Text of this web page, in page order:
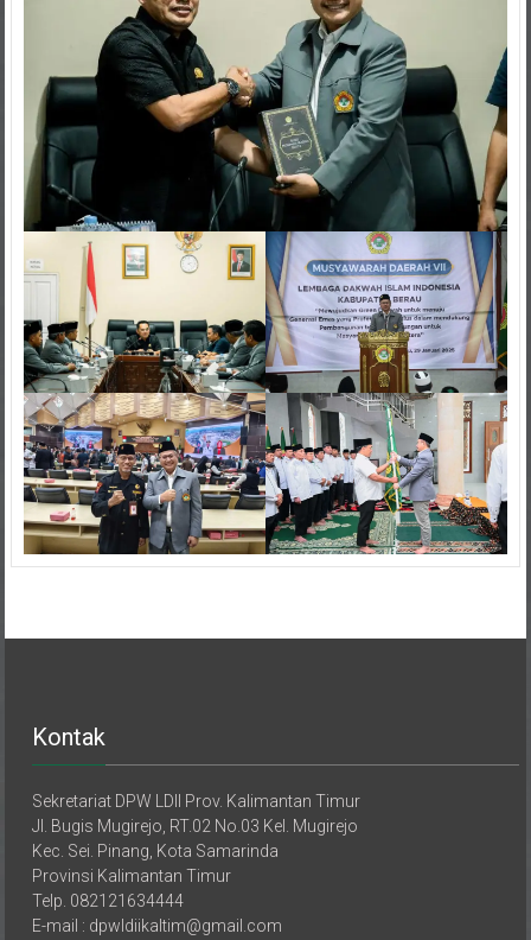
Kontak
Sekretariat DPW LDII Prov. Kalimantan Timur
Jl. Bugis Mugirejo, RT.02 No.03 Kel. Mugirejo
Kec. Sei. Pinang, Kota Samarinda
Provinsi Kalimantan Timur
Telp. 082121634444
E-mail : dpwldiikaltim@gmail.com